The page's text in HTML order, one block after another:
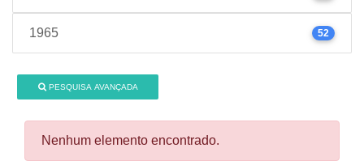
1965 52
PESQUISA AVANÇADA
Nenhum elemento encontrado.